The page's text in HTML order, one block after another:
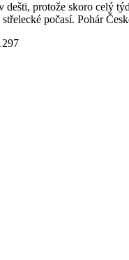
dešti, protože skoro celý
počasí. Pohár